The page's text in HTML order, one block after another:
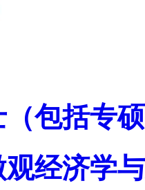
包括专
经济学